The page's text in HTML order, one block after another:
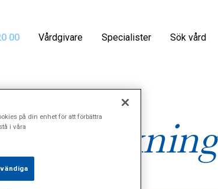
00 Vårdgivare Specialister Sök vård
på din enhet för att förbättra
i våra